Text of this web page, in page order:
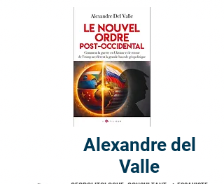
Alexandre del
Valle